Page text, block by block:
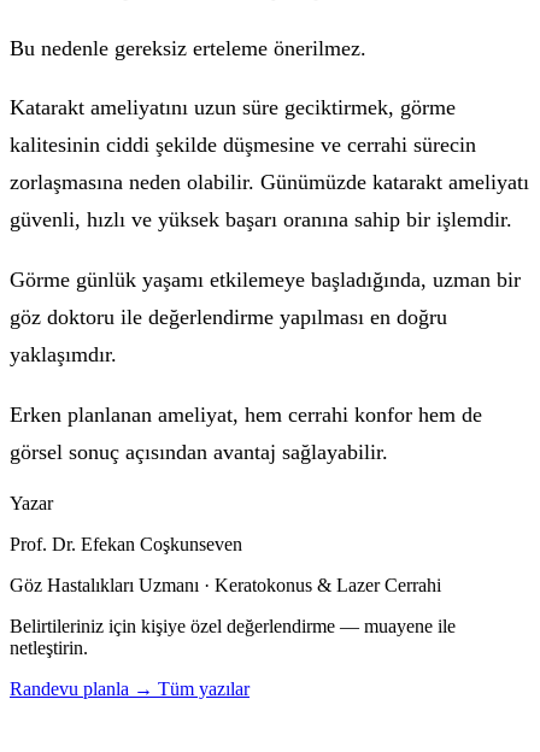
Bu nedenle gereksiz erteleme önerilmez.
Katarakt ameliyatını uzun süre geciktirmek, görme
kalitesinin ciddi şekilde düşmesine ve cerrahi sürecin
zorlaşmasına neden olabilir. Günümüzde katarakt ameliyatı
güvenli, hızlı ve yüksek başarı oranına sahip bir işlemdir.
Görme günlük yaşamı etkilemeye başladığında, uzman bir
göz doktoru ile değerlendirme yapılması en doğru
yaklaşımdır.
Erken planlanan ameliyat, hem cerrahi konfor hem de
görsel sonuç açısından avantaj sağlayabilir.
Yazar
Prof. Dr. Efekan Coşkunseven
Göz Hastalıkları Uzmanı · Keratokonus & Lazer Cerrahi
Belirtileriniz için kişiye özel değerlendirme — muayene ile
netleştirin.
Randevu planla → Tüm yazılar